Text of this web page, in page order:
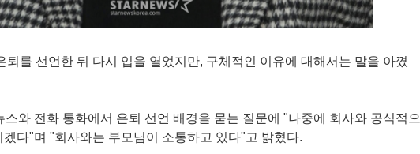
퇴를 선언한 뒤 다시 입을 열었지만, 구체적인 이유에 대해서는 말을 아꼈
스와 전화 통화에서 은퇴 선언 배경을 묻는 질문에 "나중에 회사와 공식적으
겠다"며 "회사와는 부모님이 소통하고 있다"고 밝혔다.